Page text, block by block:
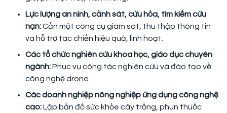
Lực lượng an ninh, cảnh sát, cứu hỏa, tìm kiếm cứu
nạn:Cần một công cụ giám sát, thu thập thông tin
và hỗ trợ tác chiến hiệu quả, linh hoạt.
Các tổ chức nghiên cứu khoa học, giáo dục chuyên
ngành:Phục vụ công tác nghiên cứu và đào tạo về
công nghệ drone.
Các doanh nghiệp nông nghiệp ứng dụng công nghệ
cao:Lập bản đồ sức khỏe cây trồng, phun thuốc